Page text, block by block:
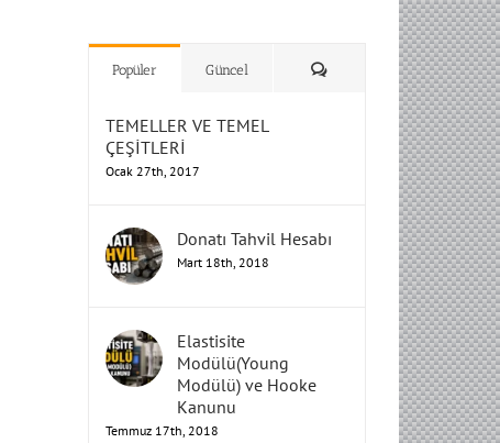
TEMELLER VE TEMEL
ÇEŞİTLERİ
Donatı Tahvil Hesabı
Elastisite
Modülü(Young
Modülü) ve Hooke
Kanunu